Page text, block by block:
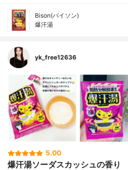
Bison(バイソン)
爆汗湯
yk_free12636
5.00
爆汗湯ソーダスカッシュの香り